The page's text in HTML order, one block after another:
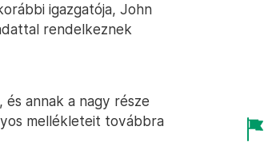
igazgatója, John
rendelkeznek
annak a nagy része
mellékleteit továbbra